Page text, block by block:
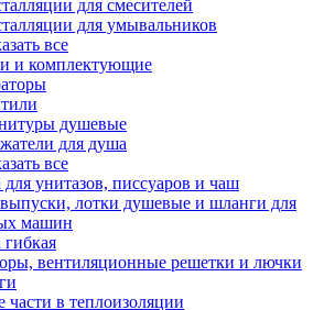
для смесителей
для умывальников
все
и комплектующие
душевые
для душа
все
унитазов, писсуаров и чаш
лотки душевые и шланги для
машин
вентиляционные решетки и лючки
в теплоизоляции